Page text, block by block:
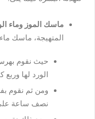
ماسك الموز وماء
المتهيجة، ماسك
حيث نقوم
الورد لها
ومن ثم نقوم
نصف ساعة على